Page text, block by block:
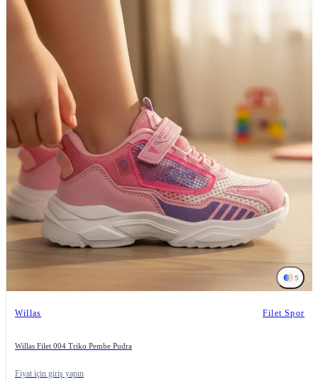
5
Willas Filet Spor
Willas Filet 004 Triko Pembe Pudra
Fiyat için giriş yapın